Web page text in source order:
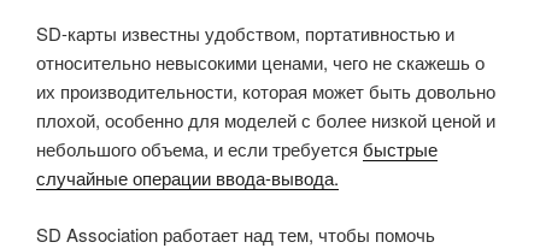
SD-карты известны удобством, портативностью и
относительно невысокими ценами, чего не скажешь о
их производительности, которая может быть довольно
плохой, особенно для моделей с более низкой ценой и
небольшого объема, и если требуется быстрые
случайные операции ввода-вывода.
SD Association работает над тем, чтобы помочь